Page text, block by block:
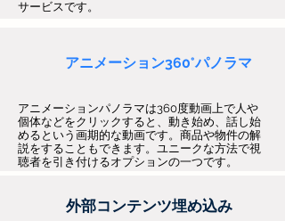
サービスです。
アニメーション360°パノラマ
アニメーションパノラマは360度動画上で人や
個体などをクリックすると、動き始め、話し始
めるという画期的な動画です。商品や物件の解
説をすることもできます。ユニークな方法で視
聴者を引き付けるオプションの一つです。
外部コンテンツ埋め込み